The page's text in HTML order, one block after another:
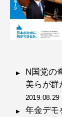
N国党の
美らが
2019.08.29
年金デモ